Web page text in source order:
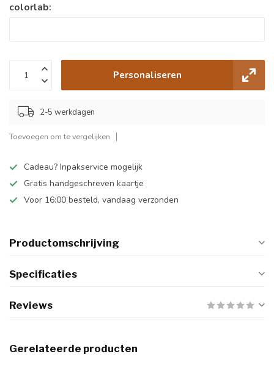
colorlab:
Personaliseren
2-5 werkdagen
Toevoegen om te vergelijken
Cadeau? Inpakservice mogelijk
Gratis handgeschreven kaartje
Voor 16:00 besteld, vandaag verzonden
Productomschrijving
Specificaties
Reviews
Gerelateerde producten